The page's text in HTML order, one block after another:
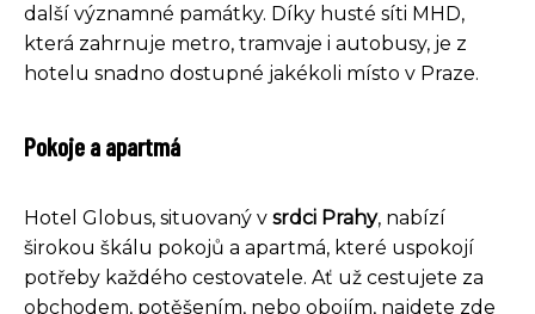
další významné památky. Díky husté síti MHD,
která zahrnuje metro, tramvaje i autobusy, je z
hotelu snadno dostupné jakékoli místo v Praze.
Pokoje a apartmá
Hotel Globus, situovaný v srdci Prahy, nabízí
širokou škálu pokojů a apartmá, které uspokojí
potřeby každého cestovatele. Ať už cestujete za
obchodem, potěšením, nebo obojím, najdete zde